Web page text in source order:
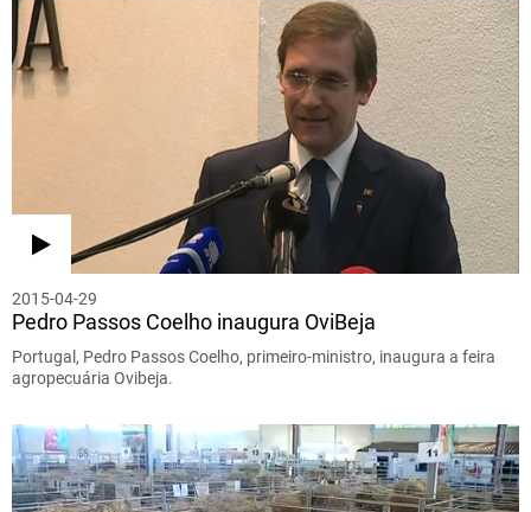
2015-04-29
Pedro Passos Coelho inaugura OviBeja
Portugal, Pedro Passos Coelho, primeiro-ministro, inaugura a feira
agropecuária Ovibeja.